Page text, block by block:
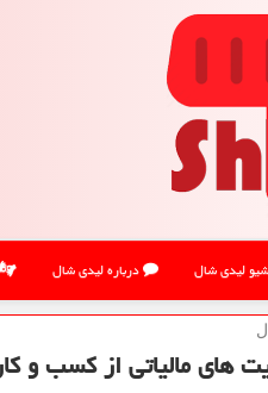
لیدی شال درباره لیدی شال
های مالیاتی از كسب و